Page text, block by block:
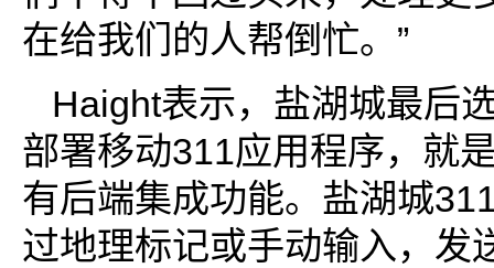
在给我们的人帮倒忙。”
Haight表示，盐湖城最后
部署移动311应用程序，就
有后端集成功能。盐湖城
过地理标记或手动输入，发